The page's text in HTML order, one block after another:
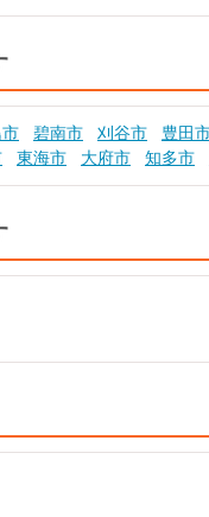
碧南市 刈谷市 豊田
東海市 大府市 知多市